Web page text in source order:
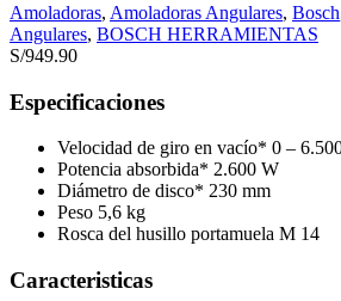
Amoladoras, Amoladoras Angulares, Bosch
Angulares, BOSCH HERRAMIENTAS
S/949.90
Especificaciones
Velocidad de giro en vacío* 0 –
Potencia absorbida* 2.600 W
Diámetro de disco* 230 mm
Peso 5,6 kg
Rosca del husillo portamuela M 14
Caracteristicas